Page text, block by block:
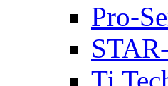
Pro-